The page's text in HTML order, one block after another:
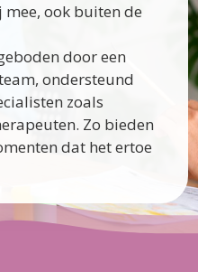
ook buiten de
door een
ondersteund
zoals
Zo bieden
dat het ertoe